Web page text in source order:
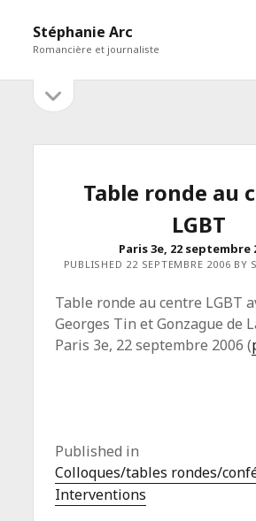
Stéphanie Arc
Romancière et journaliste
Sidebar
sidebar
Table ronde au
LGBT
Paris 3e, 22 septembre
PUBLISHED 22 SEPTEMBRE 2006 BY
Table ronde au centre LGBT
Georges Tin et Gonzague de
Paris 3e, 22 septembre 2006 (
Published in
Colloques/tables rondes/
Interventions